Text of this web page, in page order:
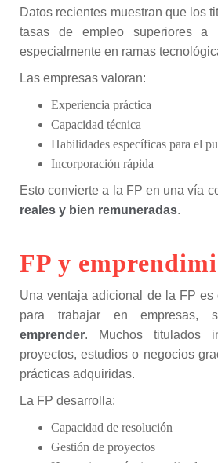
Datos recientes muestran que los
tasas de empleo superiores a
especialmente en ramas
Las empresas valoran:
Experiencia práctica
Capacidad técnica
Habilidades específicas para el
Incorporación rápida
Esto convierte a la FP en una vía
reales y bien remuneradas.
FP y
Una ventaja adicional de la FP es
para trabajar en empresas,
emprender. Muchos titulados
proyectos, estudios o negocios
prácticas adquiridas.
La FP desarrolla:
Capacidad de resolución
Gestión de proyectos